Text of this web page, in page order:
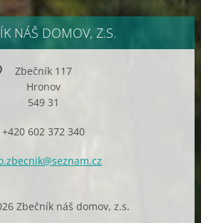
NÁŠ DOMOV, Z.S.
Zbečník 117
Hronov
549 31
+420 602 372 340
cnik@seznam.cz
Zbečník náš domov, z.s.